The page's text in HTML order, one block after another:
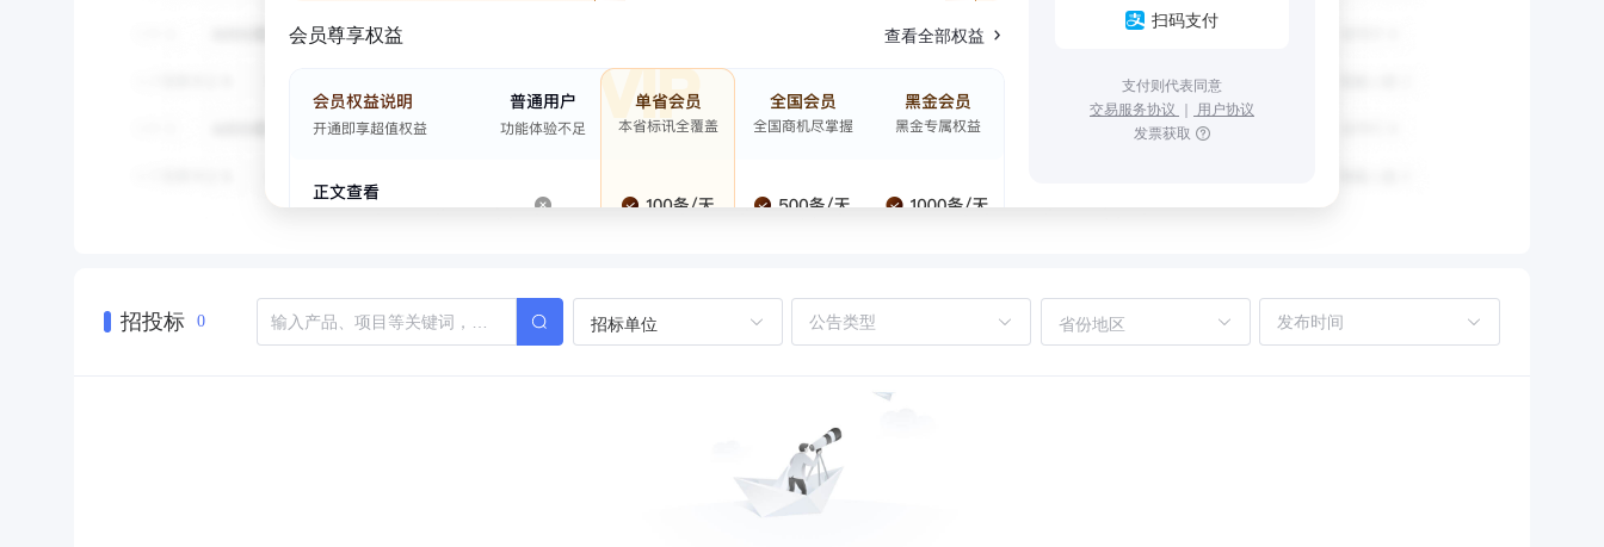
会员尊享权益 查看全部权益
扫码支付
支付则代表同意
交易服务协议 ｜ 用户协议
发票获取
招投标 0 招标单位 省份地区